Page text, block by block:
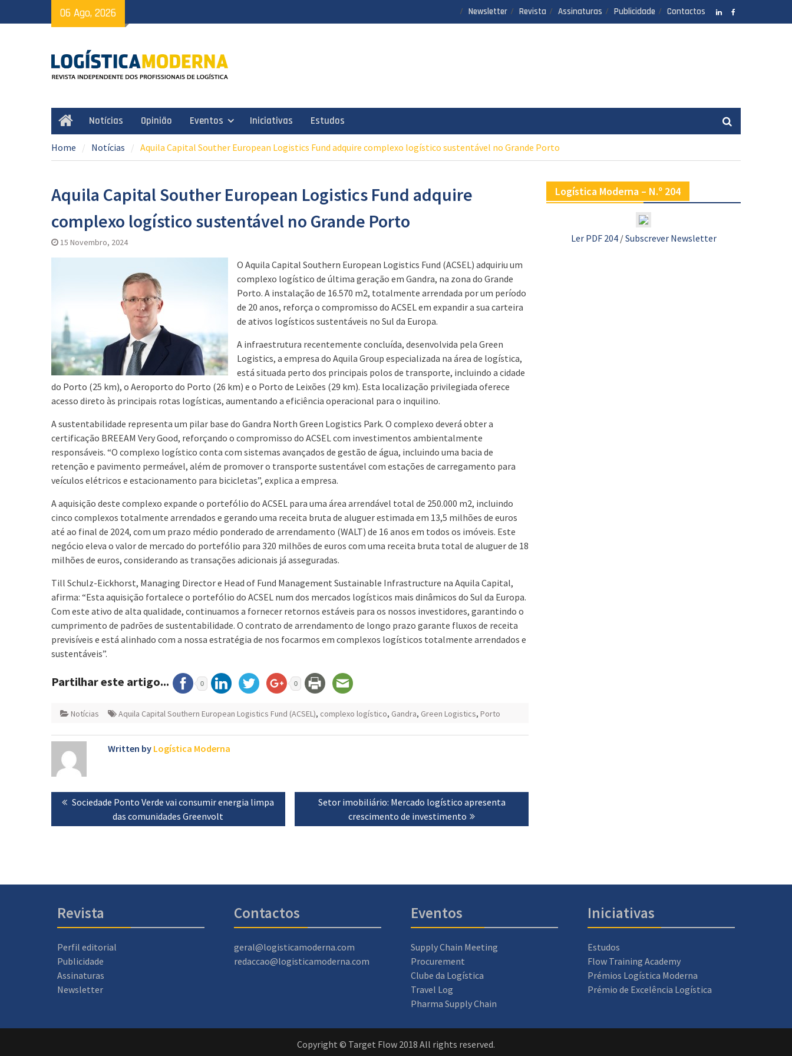
to
06 Ago, 2026 Newsletter Revista Assinaturas Publicidade Contactos
HomeNotícias Opinião Eventos Iniciativas Estudos
Home Notícias Aquila Capital Souther European Logistics Fund adquire complexo logístico sustentável no Grande Porto
Aquila Capital Souther European Logistics Fund adquire
complexo logístico sustentável no Grande Porto
15 Novembro, 2024
O Aquila Capital Southern European Logistics Fund (ACSEL) adquiriu um
complexo logístico de última geração em Gandra, na zona do Grande
Porto. A instalação de 16.570 m2, totalmente arrendada por um período
de 20 anos, reforça o compromisso do ACSEL em expandir a sua carteira
de ativos logísticos sustentáveis no Sul da Europa.
A infraestrutura recentemente concluída, desenvolvida pela Green
Logistics, a empresa do Aquila Group especializada na área de logística,
está situada perto dos principais polos de transporte, incluindo a cidade
do Porto (25 km), o Aeroporto do Porto (26 km) e o Porto de Leixões (29 km). Esta localização privilegiada oferece
acesso direto às principais rotas logísticas, aumentando a eficiência operacional para o inquilino.
A sustentabilidade representa um pilar base do Gandra North Green Logistics Park. O complexo deverá obter a
certificação BREEAM Very Good, reforçando o compromisso do ACSEL com investimentos ambientalmente
responsáveis. “O complexo logístico conta com sistemas avançados de gestão de água, incluindo uma bacia de
retenção e pavimento permeável, além de promover o transporte sustentável com estações de carregamento para
veículos elétricos e estacionamento para bicicletas”, explica a empresa.
A aquisição deste complexo expande o portefólio do ACSEL para uma área arrendável total de 250.000 m2, incluindo
cinco complexos totalmente arrendados e gerando uma receita bruta de aluguer estimada em 13,5 milhões de euros
até ao final de 2024, com um prazo médio ponderado de arrendamento (WALT) de 16 anos em todos os imóveis. Este
negócio eleva o valor de mercado do portefólio para 320 milhões de euros com uma receita bruta total de aluguer de 18
milhões de euros, considerando as transações adicionais já asseguradas.
Till Schulz-Eickhorst, Managing Director e Head of Fund Management Sustainable Infrastructure na Aquila Capital,
afirma: “Esta aquisição fortalece o portefólio do ACSEL num dos mercados logísticos mais dinâmicos do Sul da Europa.
Com este ativo de alta qualidade, continuamos a fornecer retornos estáveis para os nossos investidores, garantindo o
cumprimento de padrões de sustentabilidade. O contrato de arrendamento de longo prazo garante fluxos de receita
previsíveis e está alinhado com a nossa estratégia de nos focarmos em complexos logísticos totalmente arrendados e
sustentáveis”.
Partilhar este artigo... 0 0
Notícias Aquila Capital Southern European Logistics Fund (ACSEL), complexo logístico, Gandra, Green Logistics, Porto
Written by Logística Moderna
Navegação
de
artigos
Previous
Sociedade Ponto Verde vai consumir energia limpa
das comunidades Greenvolt
Next
Setor imobiliário: Mercado logístico apresenta
crescimento de investimento
Logística Moderna – N.º 204
Ler PDF 204/Subscrever Newsletter
Revista
Perfil editorial
Publicidade
Assinaturas
Newsletter
Contactos
geral@logisticamoderna.com
redaccao@logisticamoderna.com
Eventos
Supply Chain Meeting
Procurement
Clube da Logística
Travel Log
Pharma Supply Chain
Iniciativas
Estudos
Flow Training Academy
Prémios Logística Moderna
Prémio de Excelência Logística
Copyright © Target Flow 2018 All rights reserved.